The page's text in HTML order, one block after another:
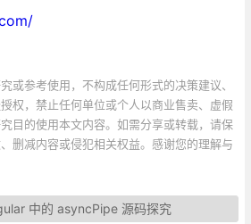
或参考使用，不构成任何形式的决策建议、
权，禁止任何单位或个人以商业售卖、虚假
目的使用本文内容。如需分享或转载，请保
删减内容或侵犯相关权益。感谢您的理解与
中的 asyncPipe 源码探究